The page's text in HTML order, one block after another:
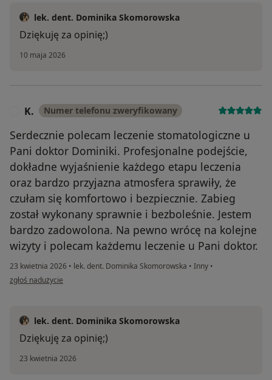
lek. dent. Dominika Skomorowska
Dziękuję za opinię;)
10 maja 2026
K. Numer telefonu zweryfikowany
Serdecznie polecam leczenie stomatologiczne u
Pani doktor Dominiki. Profesjonalne podejście,
dokładne wyjaśnienie każdego etapu leczenia
oraz bardzo przyjazna atmosfera sprawiły, że
czułam się komfortowo i bezpiecznie. Zabieg
został wykonany sprawnie i bezboleśnie. Jestem
bardzo zadowolona. Na pewno wrócę na kolejne
wizyty i polecam każdemu leczenie u Pani doktor.
23 kwietnia 2026 • lek. dent. Dominika Skomorowska • Inny •
w opinii użytkownika K.
zgłoś nadużycie
lek. dent. Dominika Skomorowska
Dziękuję za opinię;)
23 kwietnia 2026